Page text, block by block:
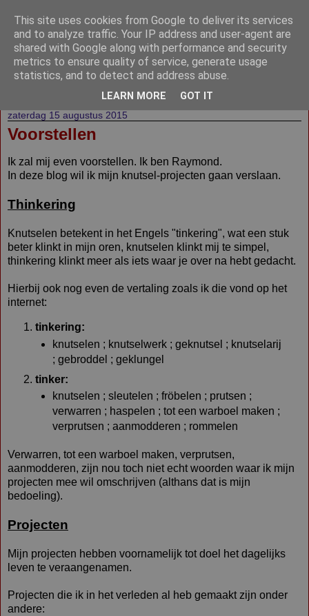
North Central
Positronics, LTD.
zaterdag 15 augustus 2015
Voorstellen
Ik zal mij even voorstellen. Ik ben Raymond.
In deze blog wil ik mijn knutsel-projecten gaan verslaan.
Thinkering
Knutselen betekent in het Engels "tinkering", wat een stuk
beter klinkt in mijn oren, knutselen klinkt mij te simpel,
thinkering klinkt meer als iets waar je over na hebt gedacht.
Hierbij ook nog even de vertaling zoals ik die vond op het
internet:
tinkering:
knutselen ; knutselwerk ; geknutsel ; knutselarij
; gebroddel ; geklungel
tinker:
knutselen ; sleutelen ; fröbelen ; prutsen ;
verwarren ; haspelen ; tot een warboel maken ;
verprutsen ; aanmodderen ; rommelen
Verwarren, tot een warboel maken, verprutsen,
aanmodderen, zijn nou toch niet echt woorden waar ik mijn
projecten mee wil omschrijven (althans dat is mijn
bedoeling).
Projecten
Mijn projecten hebben voornamelijk tot doel het dagelijks
leven te veraangenamen.
Projecten die ik in het verleden al heb gemaakt zijn onder
andere:
This site uses cookies from Google to deliver its services
and to analyze traffic. Your IP address and user-agent are
shared with Google along with performance and security
metrics to ensure quality of service, generate usage
statistics, and to detect and address abuse.
LEARN MORE GOT IT